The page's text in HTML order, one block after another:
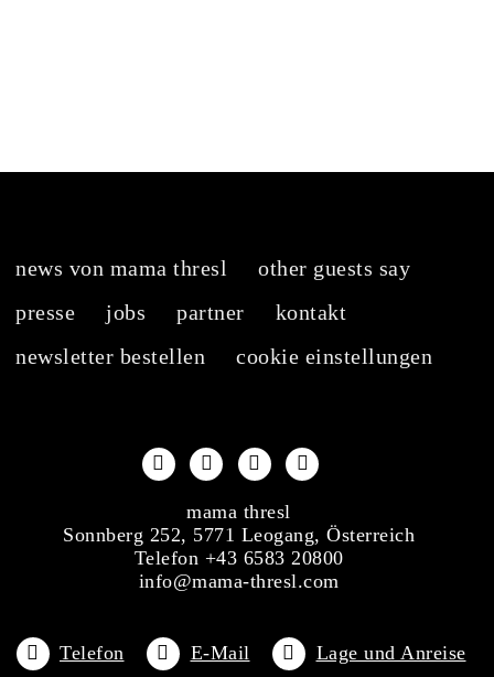
news von mama thresl
other guests say
presse
jobs partner
kontakt
newsletter bestellen
cookie einstellungen
mama thresl
Sonnberg 252, 5771 Leogang, Österreich
Telefon +43 6583 20800
info@mama-thresl.com
Telefon E-Mail Lage und Anreise